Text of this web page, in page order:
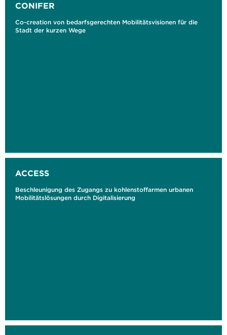
CONIFER
Co-creation von bedarfsgerechten Mobilitätsvisionen für die
Stadt der kurzen Wege
ACCESS
Beschleunigung des Zugangs zu kohlenstoffarmen urbanen
Mobilitätslösungen durch Digitalisierung